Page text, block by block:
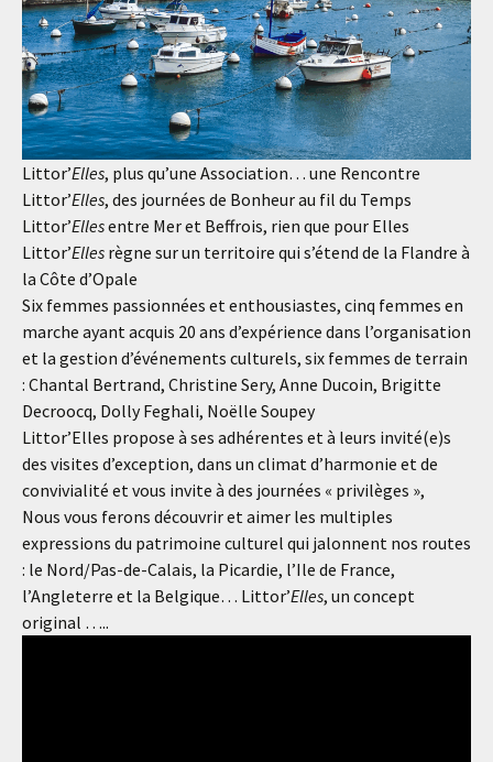
Littor’Elles, plus qu’une Association… une Rencontre
Littor’Elles, des journées de Bonheur au fil du Temps
Littor’Ellesentre Mer et Beffrois, rien que pour Elles
Littor’Elles règne sur un territoire qui s’étend de la Flandre à
la Côte d’Opale
Six femmes passionnées et enthousiastes, cinq femmes en
marche ayant acquis 20 ans d’expérience dans l’organisation
et la gestion d’événements culturels, six femmes de terrain
: Chantal Bertrand, Christine Sery, Anne Ducoin, Brigitte
Decroocq, Dolly Feghali, Noëlle Soupey
Littor’Elles propose à ses adhérentes et à leurs invité(e)s
des visites d’exception, dans un climat d’harmonie et de
convivialité et vous invite à des journées « privilèges »,
Nous vous ferons découvrir et aimer les multiples
expressions du patrimoine culturel qui jalonnent nos routes
: le Nord/Pas-de-Calais, la Picardie, l’Ile de France,
l’Angleterre et la Belgique… Littor’Elles, un concept
original …..